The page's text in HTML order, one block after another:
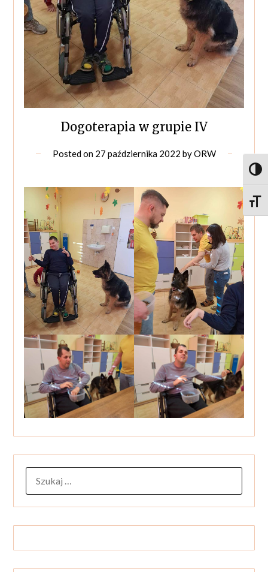
Dogoterapia w grupie IV
Posted on 27 października 2022 byORW